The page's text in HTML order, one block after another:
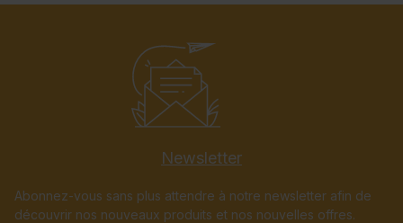
Newsletter
Abonnez-vous sans plus attendre à notre newsletter afin de
découvrir nos nouveaux produits et nos nouvelles offres.